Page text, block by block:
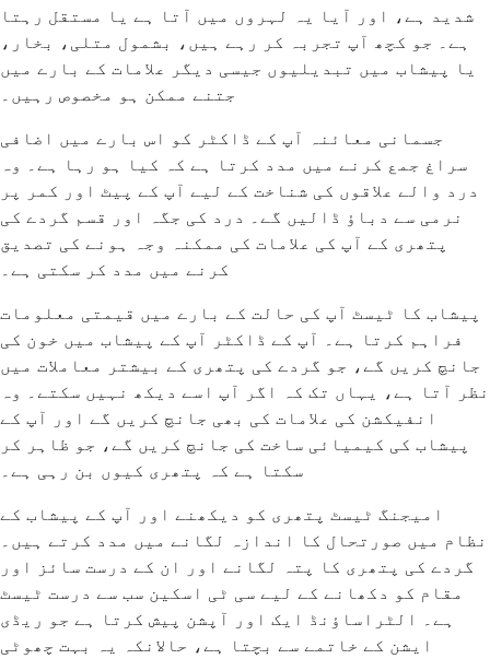
شدید ہے، اور آیا یہ لہروں میں آتا ہے یا مستقل رہتا
ہے۔ جو کچھ آپ تجربہ کر رہے ہیں، بشمول متلی، بخار،
یا پیشاب میں تبدیلیوں جیسی دیگر علامات کے بارے میں
جتنے ممکن ہو مخصوص رہیں۔
جسمانی معائنہ آپ کے ڈاکٹر کو اس بارے میں اضافی
سراغ جمع کرنے میں مدد کرتا ہے کہ کیا ہو رہا ہے۔ وہ
درد والے علاقوں کی شناخت کے لیے آپ کے پیٹ اور کمر پر
نرمی سے دباؤ ڈالیں گے۔ درد کی جگہ اور قسم گردے کی
پتھری کے آپ کی علامات کی ممکنہ وجہ ہونے کی تصدیق
کرنے میں مدد کر سکتی ہے۔
پیشاب کا ٹیسٹ آپ کی حالت کے بارے میں قیمتی معلومات
فراہم کرتا ہے۔ آپ کے ڈاکٹر آپ کے پیشاب میں خون کی
جانچ کریں گے، جو گردے کی پتھری کے بیشتر معاملات میں
نظر آتا ہے، یہاں تک کہ اگر آپ اسے دیکھ نہیں سکتے۔ وہ
انفیکشن کی علامات کی بھی جانچ کریں گے اور آپ کے
پیشاب کی کیمیائی ساخت کی جانچ کریں گے، جو ظاہر کر
سکتا ہے کہ پتھری کیوں بن رہی ہے۔
امیجنگ ٹیسٹ پتھری کو دیکھنے اور آپ کے پیشاب کے
نظام میں صورتحال کا اندازہ لگانے میں مدد کرتے ہیں۔
گردے کی پتھری کا پتہ لگانے اور ان کے درست سائز اور
مقام کو دکھانے کے لیے سی ٹی اسکین سب سے درست ٹیسٹ
ہے۔ الٹراساؤنڈ ایک اور آپشن پیش کرتا ہے جو ریڈی
ایشن کے خاتمے سے بچتا ہے، حالانکہ یہ بہت چھوٹی